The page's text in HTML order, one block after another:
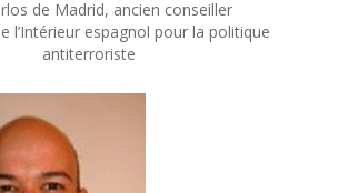
de Madrid, ancien conseiller
l’Intérieur espagnol pour la politique
antiterroriste